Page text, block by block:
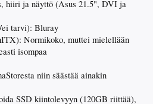
hiiri ja näyttö (Asus 21.5", DVI ja
tarvi): Bluray
Normikoko, muttei mielellään
isompaa
niin säästää ainakin
SSD kiintolevyyn (120GB riittää),